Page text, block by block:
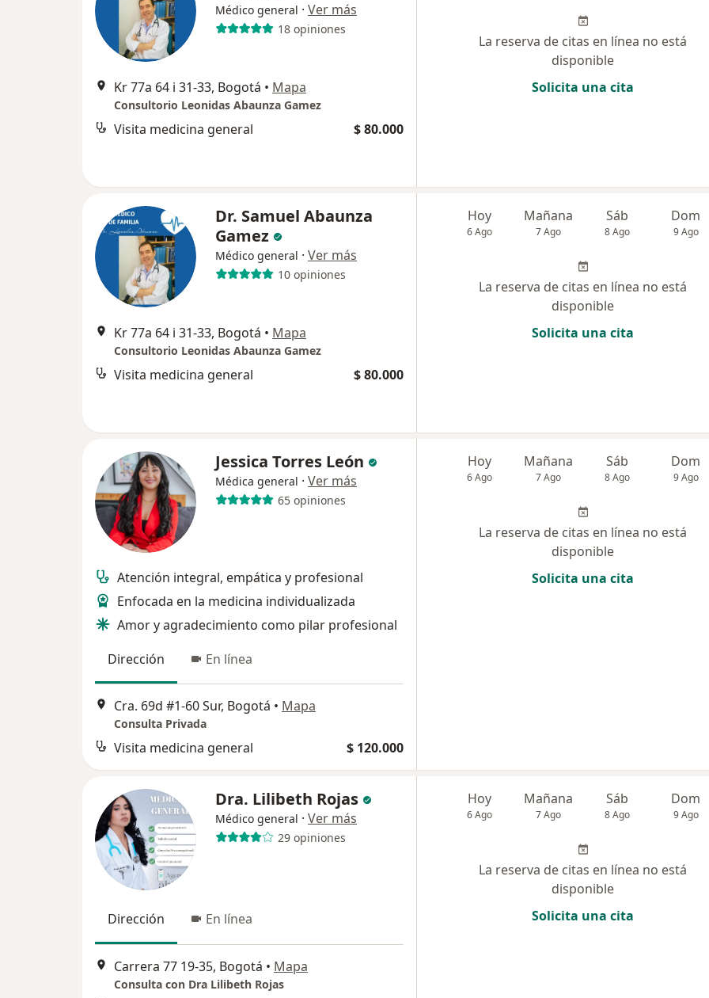
Médico general · Ver más
18 opiniones
Kr 77a 64 i 31-33, Bogotá • Mapa
Consultorio Leonidas Abaunza Gamez
Visita medicina general $ 80.000
La reserva de citas en línea no está
disponible
Solicita una cita
Dr. Samuel Abaunza
Gamez
Médico general · Ver más
10 opiniones
Kr 77a 64 i 31-33, Bogotá • Mapa
Consultorio Leonidas Abaunza Gamez
Visita medicina general $ 80.000
Hoy
6 Ago
Mañana
7 Ago
Sáb
8 Ago
Dom
9 Ago
La reserva de citas en línea no está
disponible
Solicita una cita
Jessica Torres León
Médica general · Ver más
65 opiniones
Atención integral, empática y profesional
Enfocada en la medicina individualizada
Amor y agradecimiento como pilar profesional
Dirección
En línea
Cra. 69d #1-60 Sur, Bogotá • Mapa
Consulta Privada
Visita medicina general $ 120.000
Hoy
6 Ago
Mañana
7 Ago
Sáb
8 Ago
Dom
9 Ago
La reserva de citas en línea no está
disponible
Solicita una cita
Dra. Lilibeth Rojas
Médico general · Ver más
29 opiniones
Dirección En línea
Carrera 77 19-35, Bogotá • Mapa
Consulta con Dra Lilibeth Rojas
Hoy
6 Ago
Mañana
7 Ago
Sáb
8 Ago
Dom
9 Ago
La reserva de citas en línea no está
disponible
Solicita una cita